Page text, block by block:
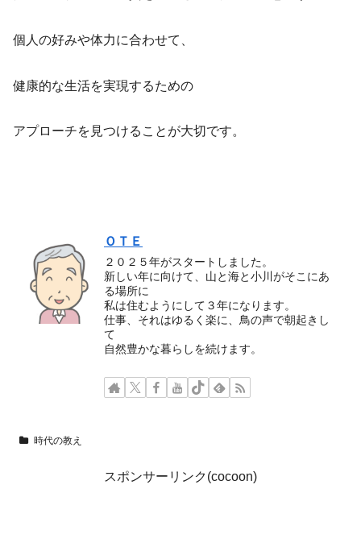
個人の好みや体力に合わせて、
健康的な生活を実現するための
アプローチを見つけることが大切です。
ＯＴＥ
２０２５年がスタートしました。
新しい年に向けて、山と海と小川がそこにあ
る場所に
私は住むようにして３年になります。
仕事、それはゆるく楽に、鳥の声で朝起きし
て
自然豊かな暮らしを続けます。
時代の教え
スポンサーリンク(cocoon)